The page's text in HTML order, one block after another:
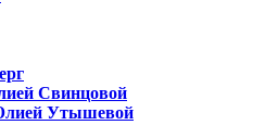
Свинцовой
Утышевой